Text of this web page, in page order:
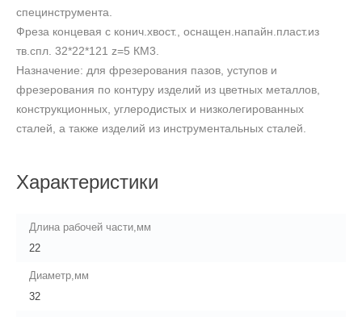
специнструмента.
Фреза концевая с конич.хвост., оснащен.напайн.пласт.из
тв.спл. 32*22*121 z=5 КМ3.
Назначение: для фрезерования пазов, уступов и
фрезерования по контуру изделий из цветных металлов,
конструкционных, углеродистых и низколегированных
сталей, а также изделий из инструментальных сталей.
Характеристики
Длина рабочей части,мм
22
Диаметр,мм
32